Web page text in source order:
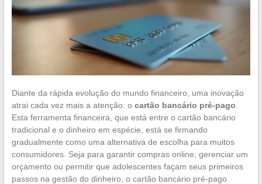
Diante da rápida evolução do mundo financeiro, uma inovação
atrai cada vez mais a atenção: o cartão bancário pré-pago
Esta ferramenta financeira, que está entre o cartão bancário
tradicional e o dinheiro em espécie, está se firmando
gradualmente como uma alternativa de escolha para muitos
consumidores. Seja para garantir compras online, gerenciar um
orçamento ou permitir que adolescentes façam seus primeiros
passos na gestão do dinheiro, o cartão bancário pré-pago